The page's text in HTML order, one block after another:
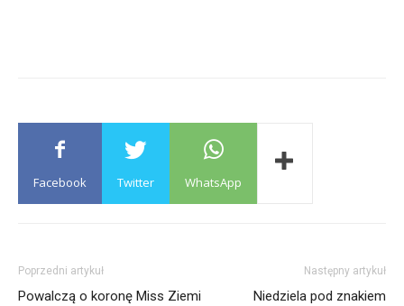
Facebook Twitter WhatsApp
Poprzedni artykuł
Powalczą o koronę Miss Ziemi
Następny artykuł
Niedziela pod znakiem